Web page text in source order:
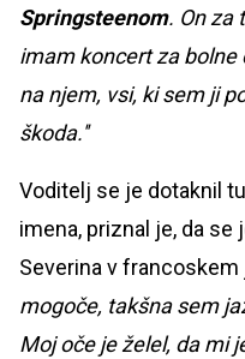
Springsteenom. On za
imam koncert za
na njem, vsi, ki sem ji
škoda.''
Voditelj se je dotaknil
imena, priznal je, da se
Severina v
mogoče, takšna sem
Moj oče je želel, da mi